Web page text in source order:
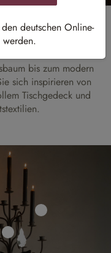
Zeit des Jahres
bis zum modern
sich inspirieren von
Tischgedeck und
deutschen Online-